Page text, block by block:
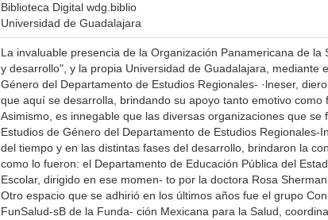
Biblioteca Digital wdg.biblio
Universidad de Guadalajara
La invaluable presencia de la Organización Panamericana de
y desarrollo", y la propia Universidad de Guadalajara, mediante
Género del Departamento de Estudios Regionales- ·lneser,
que aquí se desarrolla, brindando su apoyo tanto emotivo
Asimismo, es innegable que las diversas organizaciones que
Estudios de Género del Departamento de Estudios
del tiempo y en las distintas fases del desarrollo, brindaron la
como lo fueron: el Departamento de Educación Pública del
Escolar, dirigido en ese momen- to por la doctora Rosa
Otro espacio que se adhirió en los últimos años fue el grupo
FunSalud-sB de la Funda- ción Mexicana para la Salud,